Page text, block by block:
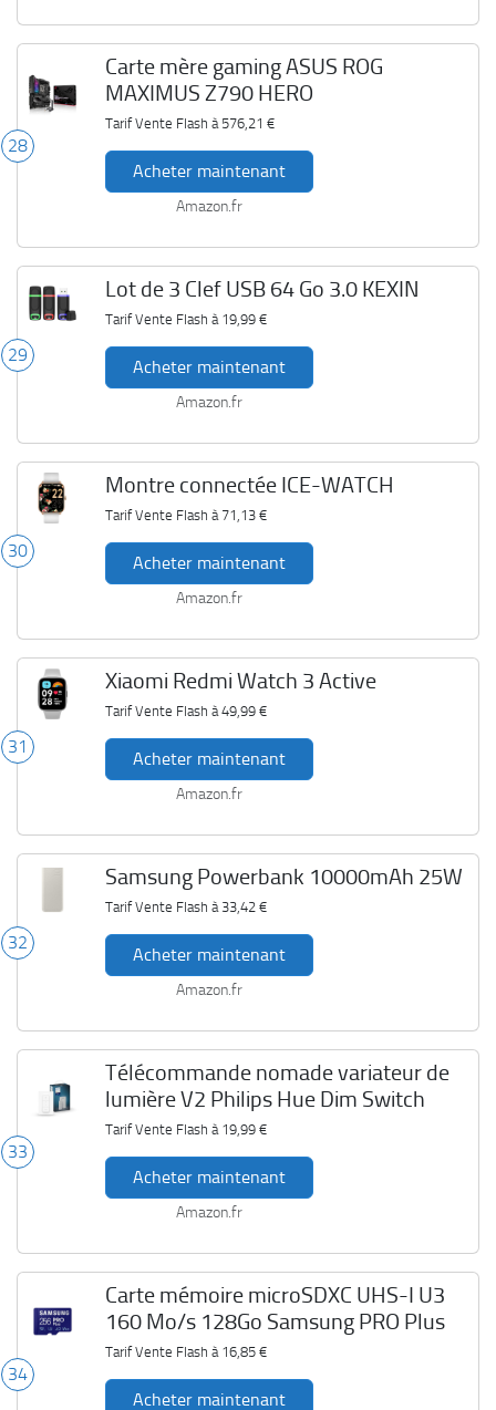
28
Carte mère gaming ASUS ROG
MAXIMUS Z790 HERO
Tarif Vente Flash à 576,21 €
Acheter maintenant
Amazon.fr
29
Lot de 3 Clef USB 64 Go 3.0 KEXIN
Tarif Vente Flash à 19,99 €
Acheter maintenant
Amazon.fr
30
Montre connectée ICE-WATCH
Tarif Vente Flash à 71,13 €
Acheter maintenant
Amazon.fr
31
Xiaomi Redmi Watch 3 Active
Tarif Vente Flash à49,99 €
Acheter maintenant
Amazon.fr
32
Samsung Powerbank 10000mAh 25W
Tarif Vente Flash à 33,42 €
Acheter maintenant
Amazon.fr
33
Télécommande nomade variateur de
lumière V2 Philips Hue Dim Switch
Tarif Vente Flash à 19,99 €
Acheter maintenant
Amazon.fr
34
Carte mémoire microSDXC UHS-I U3
160 Mo/s 128Go Samsung PRO Plus
Tarif Vente Flash à 16,85 €
Acheter maintenant